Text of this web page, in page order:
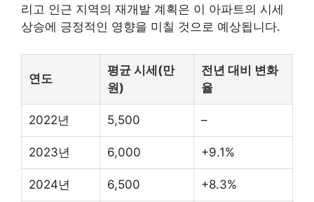
리고 인근 지역의 재개발 계획은 이 아파트의 시세
상승에 긍정적인 영향을 미칠 것으로 예상됩니다.
연도
평균 시세(만
원)
전년 대비 변화
율
2022년 5,500 –
2023년 6,000 +9.1%
2024년 6,500 +8.3%